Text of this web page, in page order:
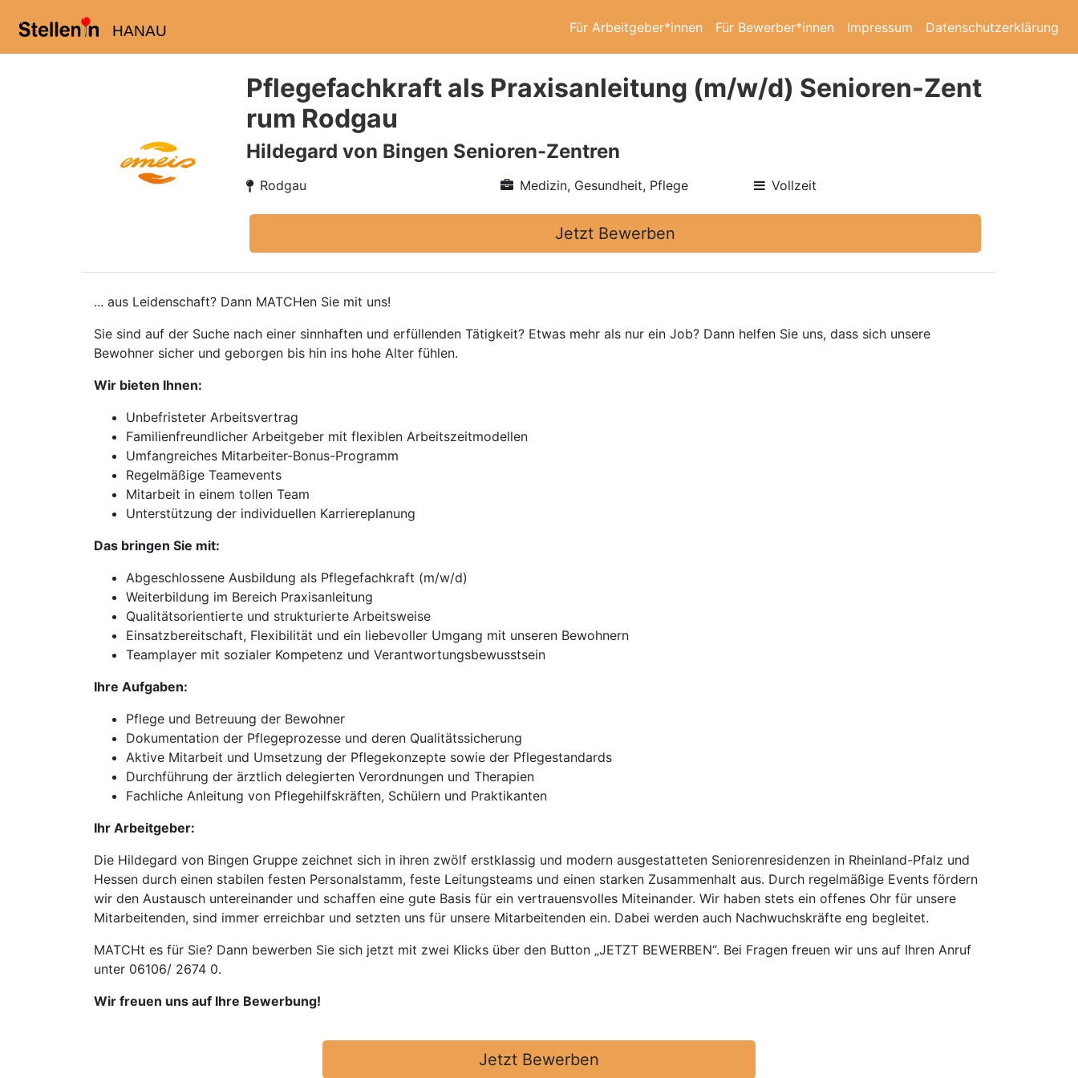
HANAU Für Arbeitgeber*innen Für Bewerber*innen Impressum Datenschutzerklärung
Pflegefachkraft als Praxisanleitung (m/w/d) Senioren-Zent
rum Rodgau
Hildegard von Bingen Senioren-Zentren
Rodgau Medizin, Gesundheit, Pflege Vollzeit
Jetzt Bewerben
... aus Leidenschaft? Dann MATCHen Sie mit uns!
Sie sind auf der Suche nach einer sinnhaften und erfüllenden Tätigkeit? Etwas mehr als nur ein Job? Dann helfen Sie uns, dass sich unsere
Bewohner sicher und geborgen bis hin ins hohe Alter fühlen.
Wir bieten Ihnen:
Unbefristeter Arbeitsvertrag
Familienfreundlicher Arbeitgeber mit flexiblen Arbeitszeitmodellen
Umfangreiches Mitarbeiter-Bonus-Programm
Regelmäßige Teamevents
Mitarbeit in einem tollen Team
Unterstützung der individuellen Karriereplanung
Das bringen Sie mit:
Abgeschlossene Ausbildung als Pflegefachkraft (m/w/d)
Weiterbildung im Bereich Praxisanleitung
Qualitätsorientierte und strukturierte Arbeitsweise
Einsatzbereitschaft, Flexibilität und ein liebevoller Umgang mit unseren Bewohnern
Teamplayer mit sozialer Kompetenz und Verantwortungsbewusstsein
Ihre Aufgaben:
Pflege und Betreuung der Bewohner
Dokumentation der Pflegeprozesse und deren Qualitätssicherung
Aktive Mitarbeit und Umsetzung der Pflegekonzepte sowie der Pflegestandards
Durchführung der ärztlich delegierten Verordnungen und Therapien
Fachliche Anleitung von Pflegehilfskräften, Schülern und Praktikanten
Ihr Arbeitgeber:
Die Hildegard von Bingen Gruppe zeichnet sich in ihren zwölf erstklassig und modern ausgestatteten Seniorenresidenzen in Rheinland-Pfalz und
Hessen durch einen stabilen festen Personalstamm, feste Leitungsteams und einen starken Zusammenhalt aus. Durch regelmäßige Events fördern
wir den Austausch untereinander und schaffen eine gute Basis für ein vertrauensvolles Miteinander. Wir haben stets ein offenes Ohr für unsere
Mitarbeitenden, sind immer erreichbar und setzten uns für unsere Mitarbeitenden ein. Dabei werden auch Nachwuchskräfte eng begleitet.
MATCHt es für Sie? Dann bewerben Sie sich jetzt mit zwei Klicks über den Button „JETZT BEWERBEN“. Bei Fragen freuen wir uns auf Ihren Anruf
unter 06106/ 2674 0.
Wir freuen uns auf Ihre Bewerbung!
Jetzt Bewerben